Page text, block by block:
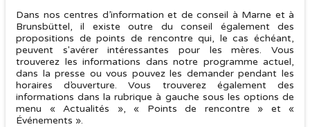
Dans nos centres d’information et de conseil à Marne et à
Brunsbüttel, il existe outre du conseil également des
propositions de points de rencontre qui, le cas échéant,
peuvent s'avérer intéressantes pour les mères. Vous
trouverez les informations dans notre programme actuel,
dans la presse ou vous pouvez les demander pendant les
horaires d’ouverture. Vous trouverez également des
informations dans la rubrique à gauche sous les options de
menu « Actualités », « Points de rencontre » et «
Événements ».